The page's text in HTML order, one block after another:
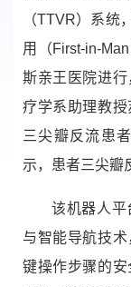
（TTVR）系统
用（First-in-
斯亲王医院进
疗学系助理教
三尖瓣反流患
示，患者三尖瓣
该机器人平
与智能导航技
键操作步骤的安